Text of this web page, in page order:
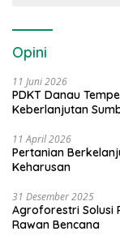
Opini
11 Juni 2026
PDKT Danau
Keberlanjutan
11 April 2026
Pertanian
Keharusan
31 Desember 2025
Agroforestri Solusi
Rawan Bencana